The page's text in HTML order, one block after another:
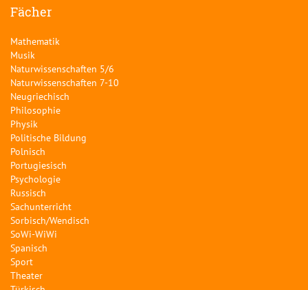
Fächer
Mathematik
Musik
Naturwissenschaften 5/6
Naturwissenschaften 7-10
Neugriechisch
Philosophie
Physik
Politische Bildung
Polnisch
Portugiesisch
Psychologie
Russisch
Sachunterricht
Sorbisch/Wendisch
SoWi-WiWi
Spanisch
Sport
Theater